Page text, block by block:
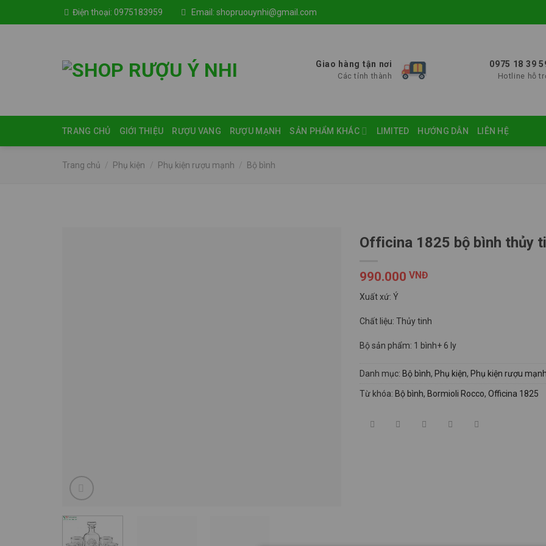
Điện thoại: 0975183959 Email: shopruouynhi@gmail.com
Giao hàng tận nơi
Các tỉnh thành
0975 18 39
Hotline hỗ
TRANG CHỦ GIỚI THIỆU RƯỢU VANG RƯỢU MẠNH SẢN PHẨM KHÁC LIMITED HƯỚNG DẪN LIÊN HỆ
Trang chủ / Phụ kiện / Phụ kiện rượu mạnh / Bộ bình
Officina 1825 bộ bình thủy
990.000 VNĐ
Xuất xứ: Ý
Chất liệu: Thủy tinh
Bộ sản phẩm: 1 bình+ 6 ly
Danh mục: Bộ bình, Phụ kiện, Phụ kiện rượu
Từ khóa: Bộ bình, Bormioli Rocco, Officina 1825